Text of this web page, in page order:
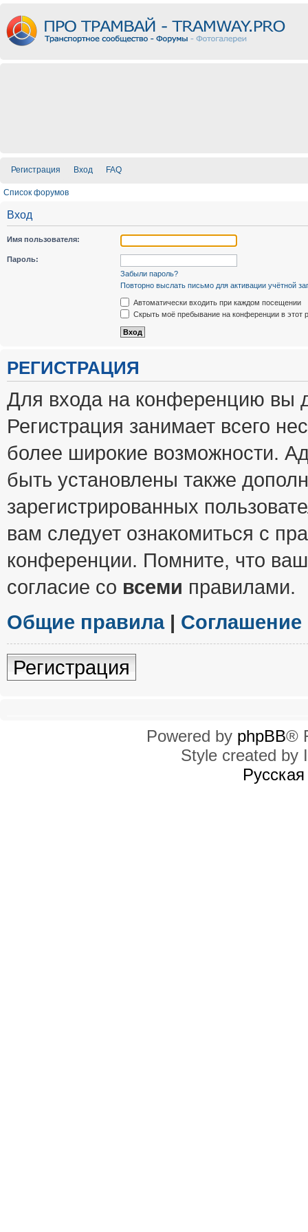
Регистрация Вход FAQ
Список форумов
Вход
Имя пользователя:
Пароль:
Забыли пароль?
Повторно выслать письмо для активации учётной
Автоматически входить при каждом посещении
Скрыть моё пребывание на конференции в этот
РЕГИСТРАЦИЯ
Для входа на конференцию вы
Регистрация занимает всего
более широкие возможности.
быть установлены также
зарегистрированных
вам следует ознакомиться с
конференции. Помните, что
согласие со всеми правилами.
Общие правила|
Регистрация
Powered by phpBB®
Style created by